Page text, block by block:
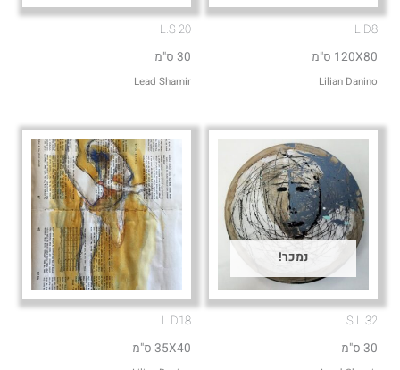
L.D8
120X80 ס"מ
Lilian Danino
L.S 20
30 ס"מ
Lead Shamir
נמכר!
S.L 32
30 ס"מ
L.D18
35X40 ס"מ